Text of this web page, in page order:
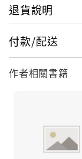
腔衛生学 8 衛
学 6 薬理学 7
薬理学 7 口腔
退貨說明
付款/配送
作者相關書籍